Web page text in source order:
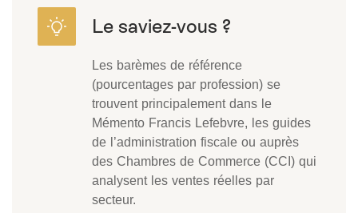
Les barèmes de référence
(pourcentages par profession) se
trouvent principalement dans le
Mémento Francis Lefebvre, les guides
de l’administration fiscale ou auprès
des Chambres de Commerce (CCI) qui
analysent les ventes réelles par
secteur.